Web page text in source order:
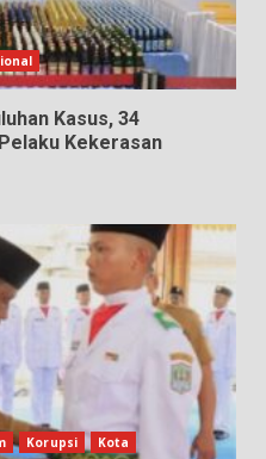
Kasus, 34
Kekerasan
Korupsi
Kota